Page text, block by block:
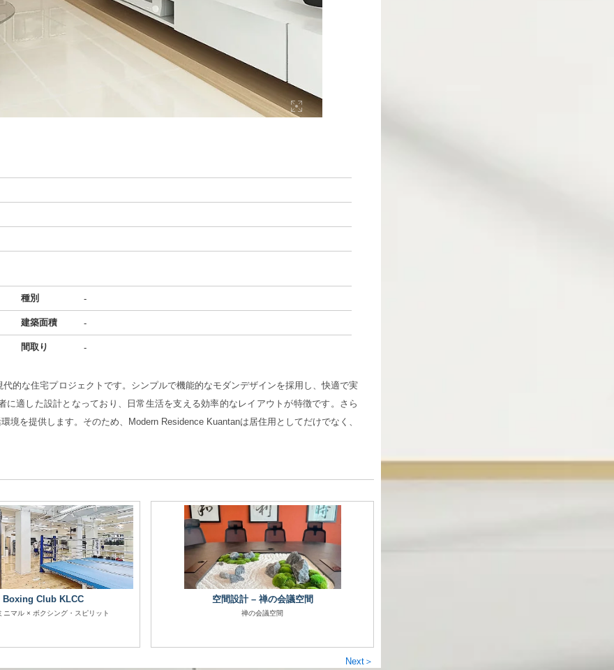
種別 -
建築面積 -
間取り -
的な住宅プロジェクトです。シンプルで機能的なモダンデザインを採用し、快適で実
適した設計となっており、日常生活を支える効率的なレイアウトが特徴です。さら
を提供します。そのため、Modern Residence Kuantanは居住用としてだけでなく、
Boxing Club KLCC
ニマル × ボクシング・スピリット
空間設計 – 禅の会議空間
禅の会議空間
Next＞